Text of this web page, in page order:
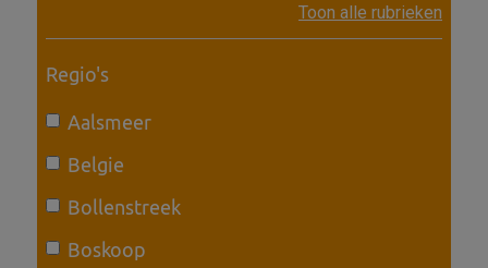
Toon alle rubrieken
Regio's
Aalsmeer
Belgie
Bollenstreek
Boskoop